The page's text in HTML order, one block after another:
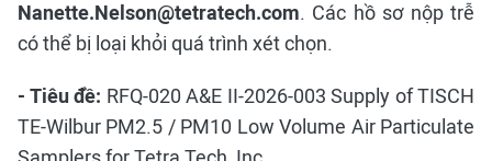
Nanette.Nelson@tetratech.com. Các hồ sơ nộp trễ
có thể bị loại khỏi quá trình xét chọn.
- Tiêu đề: RFQ-020 A&E II-2026-003 Supply of TISCH
TE-Wilbur PM2.5 / PM10 Low Volume Air Particulate